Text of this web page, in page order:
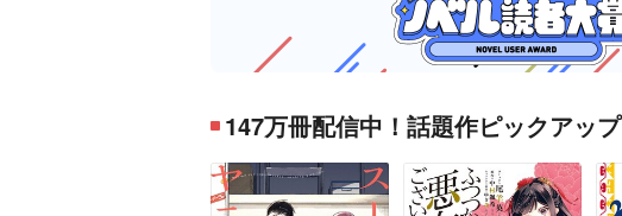
147万冊配信中！話題作ピックアップ